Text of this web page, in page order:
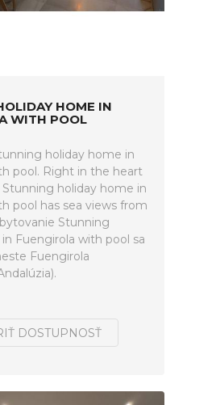
HOME IN
WITH POOL
holiday home in
pool. Right in the heart
Stunning holiday home in
pool has sea views from
Stunning
Fuengirola with pool sa
Fuengirola
DOSTUPNOSŤ